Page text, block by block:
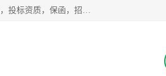
广州中赢信息科技有限公司是一家广州标书制作公司，主营业务：广州代做投标书、代写标书、代写标书，投标资质，保函，招投标培训等等，只要是投标中有需要的，我们这里都可以帮您解决。代写标书的中标案例也有很多。欢迎来电合作。